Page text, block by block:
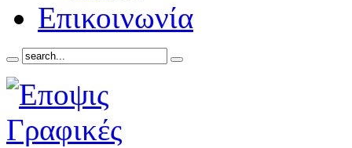
Επικοινωνία